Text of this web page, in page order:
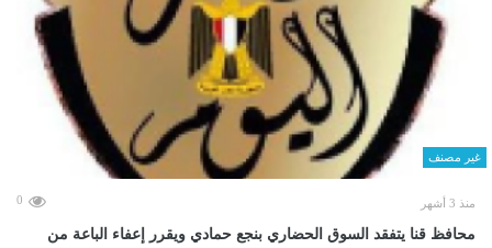
غير مصنف
منذ 3 أشهر 0
محافظ قنا يتفقد السوق الحضاري بنجع حمادي ويقرر إعفاء الباعة من